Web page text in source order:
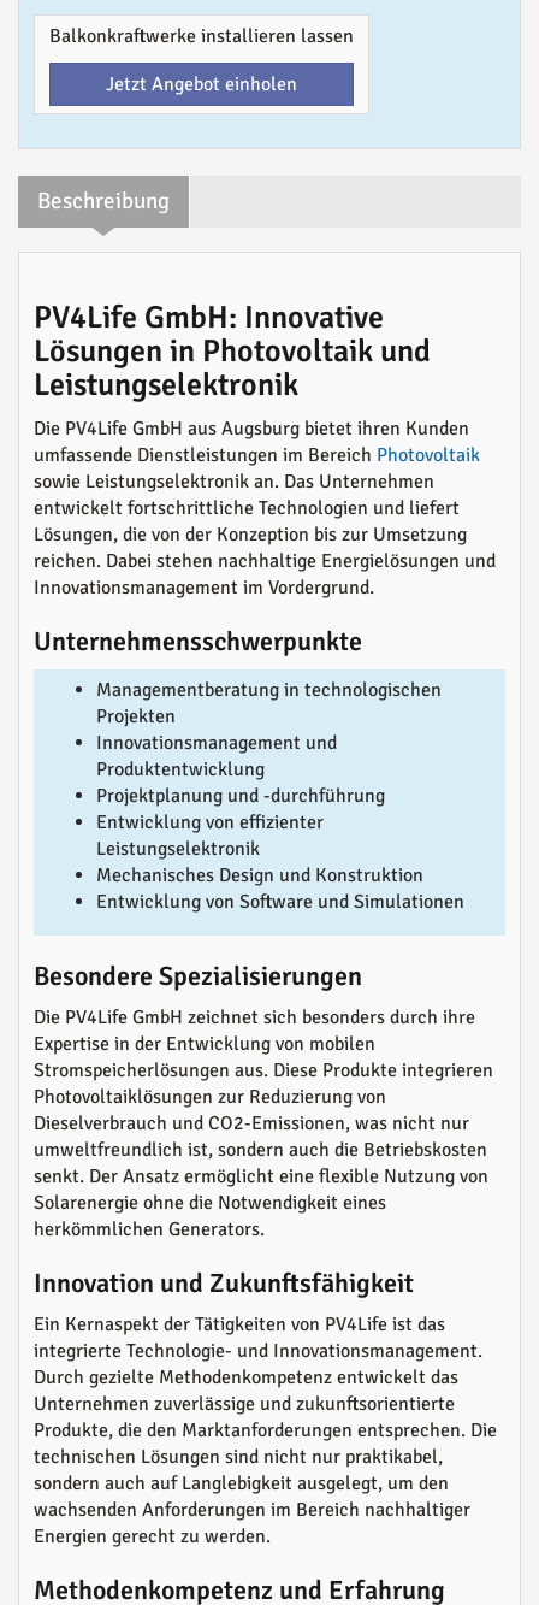
Balkonkraftwerke installieren lassen
Jetzt Angebot einholen
Beschreibung
PV4Life GmbH: Innovative
Lösungen in Photovoltaik und
Leistungselektronik
Die PV4Life GmbH aus Augsburg bietet ihren Kunden
umfassende Dienstleistungen im Bereich Photovoltaik
sowie Leistungselektronik an. Das Unternehmen
entwickelt fortschrittliche Technologien und liefert
Lösungen, die von der Konzeption bis zur Umsetzung
reichen. Dabei stehen nachhaltige Energielösungen und
Innovationsmanagement im Vordergrund.
Unternehmensschwerpunkte
Managementberatung in technologischen
Projekten
Innovationsmanagement und
Produktentwicklung
Projektplanung und -durchführung
Entwicklung von effizienter
Leistungselektronik
Mechanisches Design und Konstruktion
Entwicklung von Software und Simulationen
Besondere Spezialisierungen
Die PV4Life GmbH zeichnet sich besonders durch ihre
Expertise in der Entwicklung von mobilen
Stromspeicherlösungen aus. Diese Produkte integrieren
Photovoltaiklösungen zur Reduzierung von
Dieselverbrauch und CO2-Emissionen, was nicht nur
umweltfreundlich ist, sondern auch die Betriebskosten
senkt. Der Ansatz ermöglicht eine flexible Nutzung von
Solarenergie ohne die Notwendigkeit eines
herkömmlichen Generators.
Innovation und Zukunftsfähigkeit
Ein Kernaspekt der Tätigkeiten von PV4Life ist das
integrierte Technologie- und Innovationsmanagement.
Durch gezielte Methodenkompetenz entwickelt das
Unternehmen zuverlässige und zukunftsorientierte
Produkte, die den Marktanforderungen entsprechen. Die
technischen Lösungen sind nicht nur praktikabel,
sondern auch auf Langlebigkeit ausgelegt, um den
wachsenden Anforderungen im Bereich nachhaltiger
Energien gerecht zu werden.
Methodenkompetenz und Erfahrung